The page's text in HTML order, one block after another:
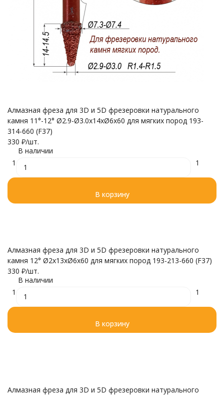
Алмазная фреза для 3D и 5D фрезеровки натурального
камня 11°-12° Ø2.9-Ø3.0x14xØ6x60 для мягких пород 193-
314-660 (F37)
330 ₽/шт.
В наличии
1
1
В корзину
Алмазная фреза для 3D и 5D фрезеровки натурального
камня 12° Ø2x13xØ6x60 для мягких пород 193-213-660 (F37)
330 ₽/шт.
В наличии
1
1
В корзину
Алмазная фреза для 3D и 5D фрезеровки натурального